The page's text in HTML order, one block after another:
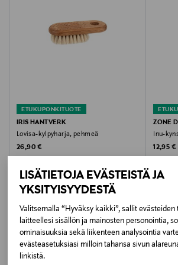
LISÄTIETOJA EVÄSTEISTÄ JA
YKSITYISYYDESTÄ
Valitsemalla “Hyväksy kaikki”, sallit evästeiden
laitteellesi sisällön ja mainosten personointia,
ominaisuuksia sekä liikenteen analysointia
evästeasetuksiasi milloin tahansa sivun
linkistä.
Väri
BEECH
Koko
One size
Valmistusmaa
Kiina
Valmistajan tuotenumero
ETUKUPONKITUOTE
IRIS HANTVERK
Lovisa-kylpyharja, pehmeä
Original Price
26,90 €
ZONE
Inu-
Original
12,95 €
LISÄÄ
TUOTTEITA